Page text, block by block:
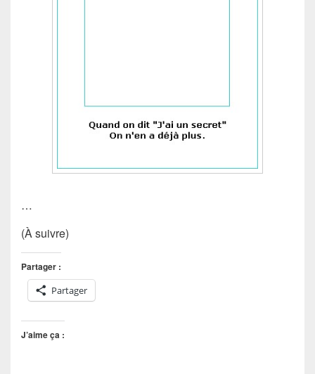
…
(À suivre)
Partager :
Partager
J’aime ça :